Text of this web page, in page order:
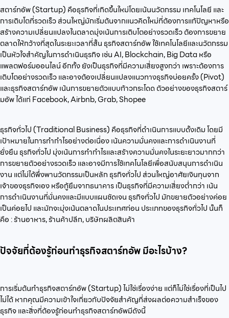
สตาร์ทอัพ (Startup) คือธุรกิจที่เกิดขึ้นใหม่โดยเน้นนวัตกรรม เทคโนโลยี และ
การเติบโตที่รวดเร็ว ส่วนใหญ่มักเริ่มต้นจากแนวคิดใหม่ที่ต้องการแก้ปัญหาหรือ
สร้างความเปลี่ยนแปลงในตลาดมุ่งเน้นการเติบโตอย่างรวดเร็ว ต้องการขยาย
ตลาดให้กว้างที่สุดในระยะเวลาที่สั้น ธุรกิจสตาร์ทอัพ ใช้เทคโนโลยีและนวัตกรรม
เป็นหัวใจสำคัญในการดำเนินธุรกิจ เช่น AI, Blockchain, Big Data หรือ
แพลตฟอร์มออนไลน์ อีกทั้ง ยังเป็นธุรกิจที่มีความเสี่ยงสูงกว่า เพราะต้องการ
เติบโตอย่างรวดเร็ว และอาจต้องเปลี่ยนแปลงแนวทางธุรกิจบ่อยครั้ง (Pivot)
และธุรกิจสตาร์ทอัพ เน้นการขยายตัวแบบก้าวกระโดด ตัวอย่างของธุรกิจสตาร์
มอัพ ได้แก่ Facebook, Airbnb, Grab, Shopee
ธุรกิจทั่วไป (Traditional Business) คือธุรกิจที่ดำเนินการแบบดั้งเดิม โดยมี
เป้าหมายในการทำกำไรอย่างต่อเนื่อง เน้นความมั่นคงและการดำเนินงานที่
ยั่งยืน ธุรกิจทั่วไป มุ่งเน้นการทำกำไรและสร้างความมั่นคงในระยะยาวมากกว่า
การขยายตัวอย่างรวดเร็ว และอาจมีการใช้เทคโนโลยีเพื่อสนับสนุนการดำเนิน
งาน แต่ไม่ได้พึ่งพานวัตกรรมเป็นหลัก ธุรกิจทั่วไป ส่วนใหญ่อาศัยเงินทุนจาก
เจ้าของธุรกิจเอง หรือกู้ยืมจากธนาคาร เป็นธุรกิจที่มีความเสี่ยงต่ำกว่า เน้น
การดำเนินงานที่มั่นคงและมีแบบแผนชัดเจน ธุรกิจทั่วไป มักขยายตัวอย่างค่อย
เป็นค่อยไป และมักจะมุ่งเน้นตลาดในประเทศก่อน ประเภทของธุรกิจทั่วไป นั้นก็
คือ : ร้านอาหาร, ร้านค้าปลีก, บริษัทผลิตสินค้า
ปัจจัยที่ต้องรู้ก่อนทำธุรกิจสตาร์ทอัพ มีอะไรบ้าง?
การเริ่มต้นทำธุรกิจสตาร์ทอัพ (Startup) ไม่ใช่เรื่องง่าย แต่ก็ไม่ใช่เรื่องที่เป็นไป
ไม่ได้ หากคุณมีความเข้าใจเกี่ยวกับปัจจัยสำคัญที่ส่งผลต่อความสำเร็จของ
ธุรกิจ และสิ่งที่ต้องรู้ก่อนทำธุรกิจสตาร์ทอัพมีดังนี้